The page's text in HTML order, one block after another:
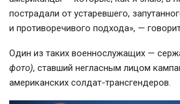
пострадали от устаревшего,
и противоречивого подхода», —
Один из таких военнослужащих —
фото), ставший негласным лицом
американских солдат-трансгендеров.